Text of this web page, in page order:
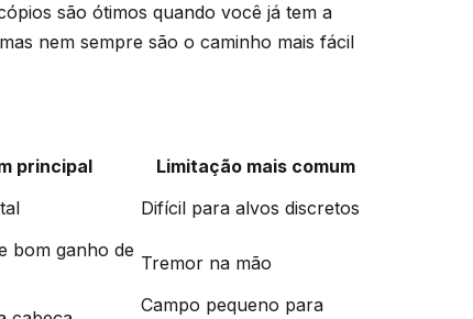
são ótimos quando você já tem a
nem sempre são o caminho mais fácil
principal
Limitação mais comum
Difícil para alvos discretos
bom ganho de
Tremor na mão
Campo pequeno para